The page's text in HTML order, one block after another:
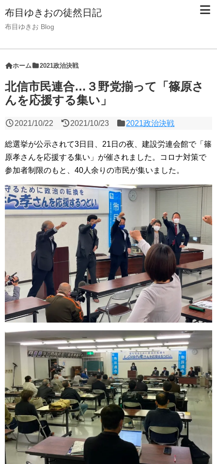
布目ゆきおの徒然日記
布目ゆきお Blog
ホーム 2021政治決戦
北信市民連合…３野党揃って「篠原さ
んを応援する集い」
2021/10/22 2021/10/23 2021政治決戦
総選挙が公示されて3日目、21日の夜、建設労連会館で「篠
原孝さんを応援する集い」が催されました。コロナ対策で
参加者制限のもと、40人余りの市民が集いました。